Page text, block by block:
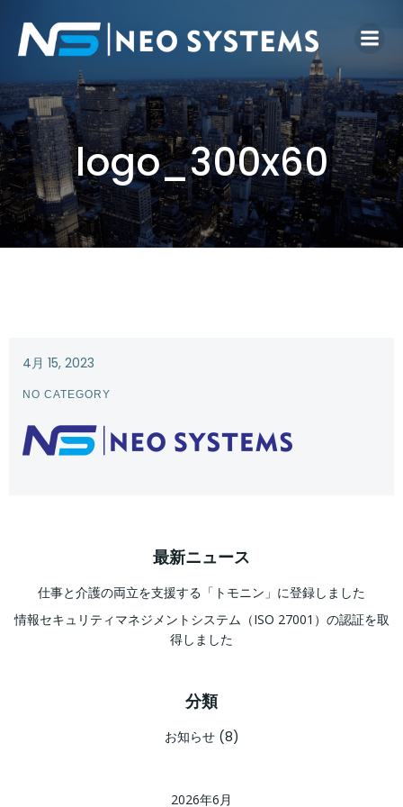
logo_300x60
4月 15, 2023
NO CATEGORY
最新ニュース
仕事と介護の両立を支援する「トモニン」に登録しました
情報セキュリティマネジメントシステム（ISO 27001）の認証を取
得しました
分類
お知らせ(8)
2026年6月